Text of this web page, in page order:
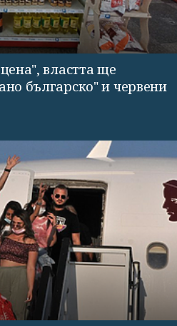
властта ще
българско" и червени